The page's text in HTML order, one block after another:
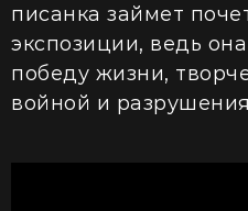
писанка займет
экспозиции, ведь
победу жизни,
войной и